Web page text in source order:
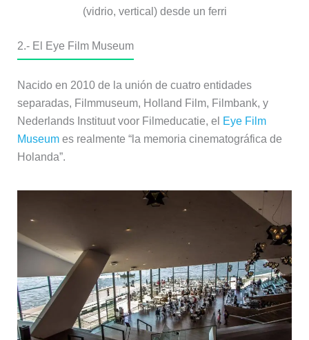
(vidrio, vertical) desde un ferri
2.- El Eye Film Museum
Nacido en 2010 de la unión de cuatro entidades
separadas, Filmmuseum, Holland Film, Filmbank, y
Nederlands Instituut voor Filmeducatie, el
Eye Film
Museumes realmente “la memoria cinematográfica de
Holanda”.